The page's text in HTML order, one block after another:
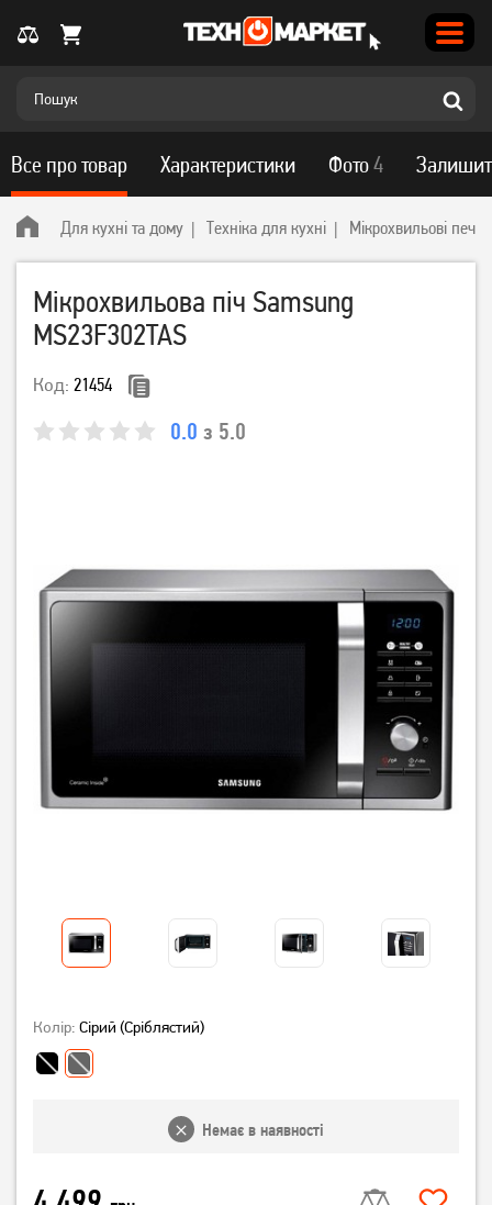
Для кухні та дому Техніка для кухні Мікрохвильові печі
Мікрохвильова піч Samsung
MS23F302TAS
Код: 21454
0.0 з 5.0
Все про товар Характеристики Фото4
Колір: Сірий (сріблястий)
Немає в наявності